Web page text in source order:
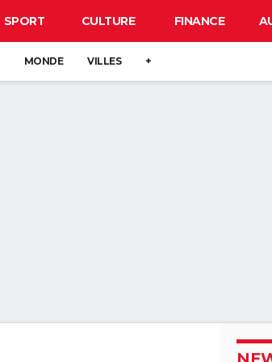
SPORT CULTURE FINANCE
MONDE VILLES +